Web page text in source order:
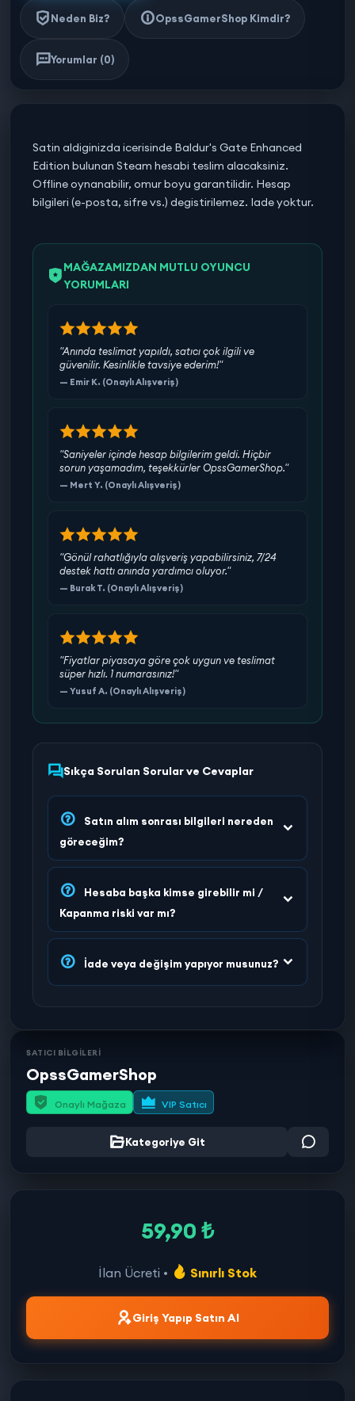
Neden Biz? OpssGamerShop Kimdir?
Yorumlar (0)
Satin aldiginizda icerisinde Baldur's Gate Enhanced
Edition bulunan Steam hesabi teslim alacaksiniz.
Offline oynanabilir, omur boyu garantilidir. Hesap
bilgileri (e-posta, sifre vs.) degistirilemez. Iade yoktur.
MAĞAZAMIZDAN MUTLU OYUNCU
YORUMLARI
"Anında teslimat yapıldı, satıcı çok ilgili ve
güvenilir. Kesinlikle tavsiye ederim!"
— Emir K. (Onaylı Alışveriş)
"Saniyeler içinde hesap bilgilerim geldi. Hiçbir
sorun yaşamadım, teşekkürler OpssGamerShop."
— Mert Y. (Onaylı Alışveriş)
"Gönül rahatlığıyla alışveriş yapabilirsiniz, 7/24
destek hattı anında yardımcı oluyor."
— Burak T. (Onaylı Alışveriş)
"Fiyatlar piyasaya göre çok uygun ve teslimat
süper hızlı. 1 numarasınız!"
— Yusuf A. (Onaylı Alışveriş)
Sıkça Sorulan Sorular ve Cevaplar
Satın alım sonrası bilgileri nereden
göreceğim?
Hesaba başka kimse girebilir mi /
Kapanma riski var mı?
İade veya değişim yapıyor musunuz?
SATICI BİLGİLERİ
OpssGamerShop
Onaylı Mağaza VIP Satıcı
Kategoriye Git
59,90 ₺
İlan Ücreti • Sınırlı Stok
Giriş Yapıp Satın Al